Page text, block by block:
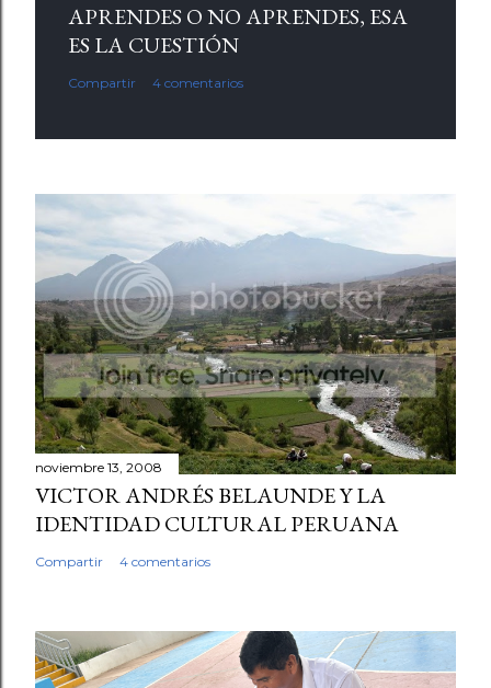
APRENDES O NO APRENDES, ESA
ES LA CUESTIÓN
Compartir 4 comentarios
noviembre 13, 2008
VICTOR ANDRÉS BELAUNDE Y LA
IDENTIDAD CULTURAL PERUANA
Compartir 4 comentarios